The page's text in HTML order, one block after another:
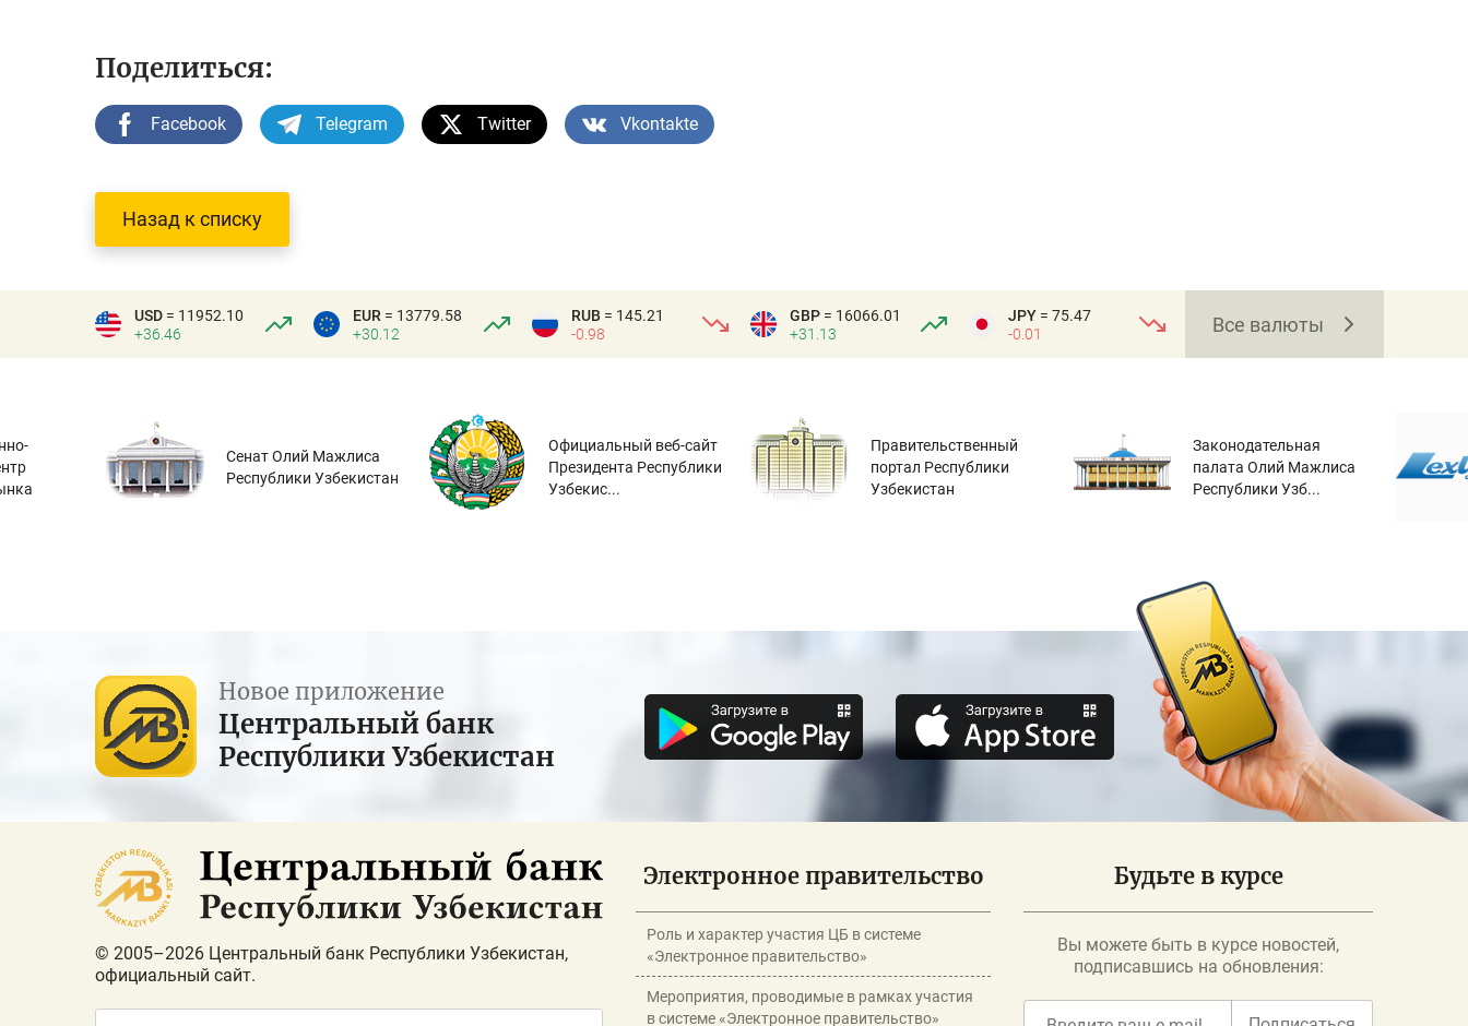
Поделиться:
Facebook Telegram Twitter Vkontakte
Назад к списку
USD = 11952.10
+36.46
EUR = 13779.58
+30.12
RUB = 145.21
-0.98
GBP = 16066.01
+31.13
JPY = 75.47
-0.01
Все валюты
Сенат Олий Мажлиса
Республики Узбекистан
Официальный веб-сайт
Президента Республики
Узбекис...
Правительственный
портал Республики
Узбекистан
Законодательная
палата Олий Мажлиса
Республики Узб...
Новое приложение
Центральный банк
Республики Узбекистан
© 2005–2026 Центральный банк Республики Узбекистан,
официальный сайт.
Электронное правительство
Роль и характер участия ЦБ в системе
«Электронное правительство»
Мероприятия, проводимые в рамках участия
в системе «Электронное правительство»
Будьте в курсе
Вы можете быть в курсе новостей,
подписавшись на обновления: